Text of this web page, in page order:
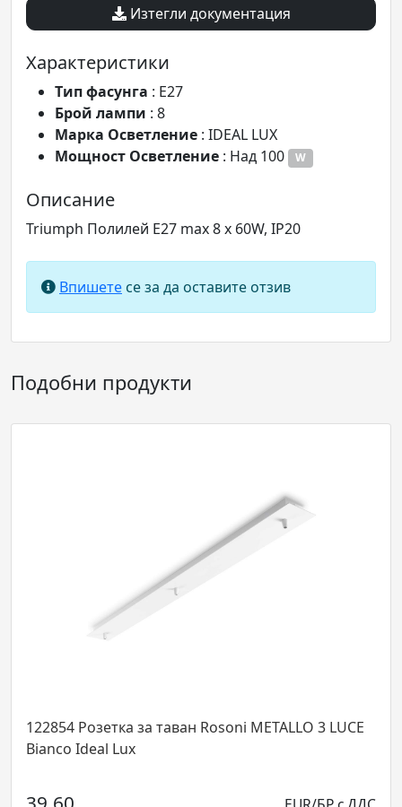
Изтегли документация
Характеристики
Tип фасунга : E27
Брой лампи : 8
Марка Осветление : IDEAL LUX
Мощност Осветление : Над 100 W
Описание
Triumph Полилей E27 max 8 x 60W, IP20
Впишете се за да оставите отзив
Подобни продукти
Розетка за таван Rosoni METALLO 3 LUCE
Ideal Lux